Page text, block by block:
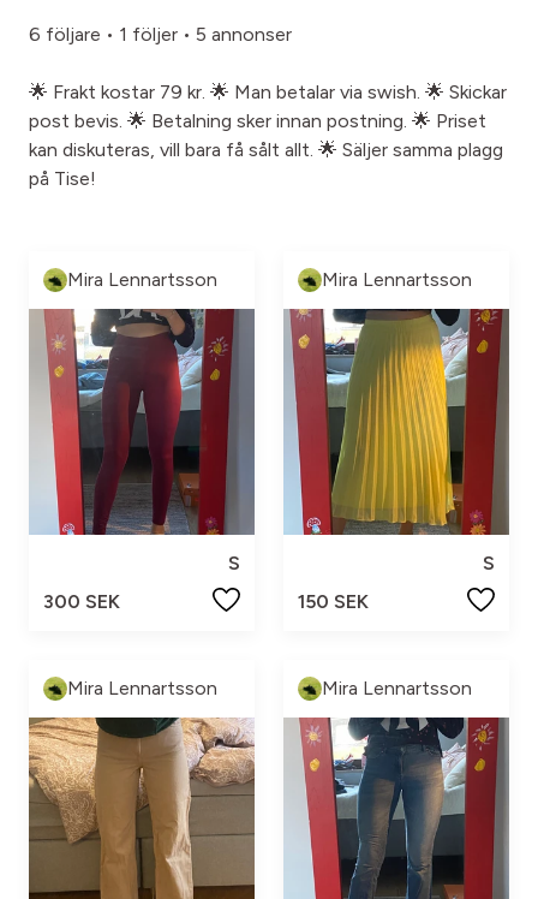
6 följare • 1 följer • 5 annonser
🌟 Frakt kostar 79 kr. 🌟 Man betalar via swish. 🌟 Skickar
post bevis. 🌟 Betalning sker innan postning. 🌟 Priset
kan diskuteras, vill bara få sålt allt. 🌟 Säljer samma plagg
på Tise!
Mira Lennartsson
S
300 SEK
Mira Lennartsson
S
150 SEK
Mira Lennartsson Mira Lennartsson